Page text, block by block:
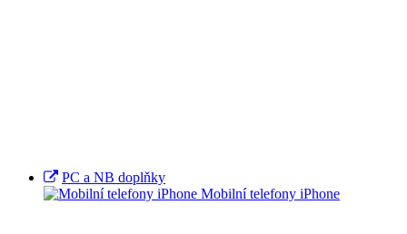
PC a NB doplňky
Mobilní telefony iPhone